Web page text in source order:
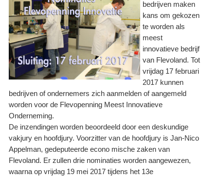
bedrijven maken
kans om gekozen
te worden als
meest
innovatieve bedrijf
van Flevoland. Tot
vrijdag 17 februari
2017 kunnen
bedrijven of ondernemers zich aanmelden of aangemeld
worden voor de Flevopenning Meest Innovatieve
Onderneming.
De inzendingen worden beoordeeld door een deskundige
vakjury en hoofdjury. Voorzitter van de hoofdjury is Jan-Nico
Appelman, gedeputeerde econo mische zaken van
Flevoland. Er zullen drie nominaties worden aangewezen,
waarna op vrijdag 19 mei 2017 tijdens het 13e